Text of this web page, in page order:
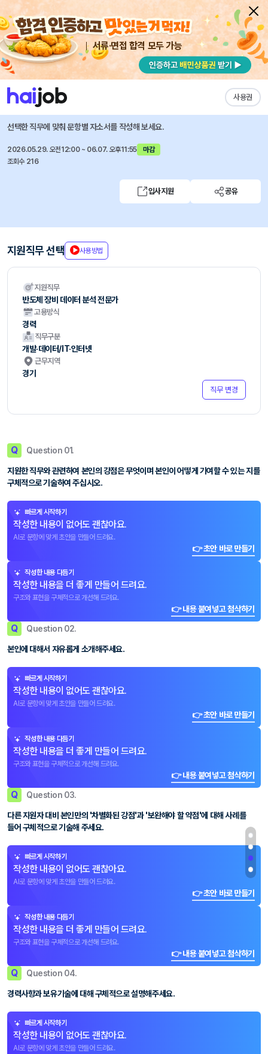
서류·면접 합격 모두 가능
사용권
채용공고 자소서 자유항목 자소서 내 작성목록
(주)케이씨텍 즐겨찾기
반도체 장비 데이터 분석 전문가 모집(경력/동탄)
선택한 직무에 맞춰 문항별 자소서를 작성해 보세요.
2026.05.29. 오전12:00 ~ 06.07. 오후11:55
마감
조회수 216
입사지원 공유
지원직무 선택 사용방법
지원직무
반도체 장비 데이터 분석 전문가
고용방식
경력
직무구분
개발·데이터/IT·인터넷
근무지역
경기
직무 변경
Q Question 01.
지원한 직무와 관련하여 본인의 강점은 무엇이며 본인이 어떻게 기여할 수 있는 지를
구체적으로 기술하여 주십시오.
빠르게 시작하기
작성한 내용이 없어도 괜찮아요.
AI로 문항에 맞게 초안을 만들어 드려요.
👉 초안 바로 만들기
작성한 내용 다듬기
작성한 내용을 더 좋게 만들어 드려요.
구조와 표현을 구체적으로 개선해 드려요.
👉 내용 붙여넣고 첨삭하기
Q Question 02.
본인에 대해서 자유롭게 소개해주세요.
빠르게 시작하기
작성한 내용이 없어도 괜찮아요.
AI로 문항에 맞게 초안을 만들어 드려요.
👉 초안 바로 만들기
작성한 내용 다듬기
작성한 내용을 더 좋게 만들어 드려요.
구조와 표현을 구체적으로 개선해 드려요.
👉 내용 붙여넣고 첨삭하기
Q Question 03.
다른 지원자 대비 본인만의 '차별화된 강점'과 '보완해야 할 약점'에 대해 사례를
들어 구체적으로 기술해 주세요.
빠르게 시작하기
작성한 내용이 없어도 괜찮아요.
AI로 문항에 맞게 초안을 만들어 드려요.
👉 초안 바로 만들기
작성한 내용 다듬기
작성한 내용을 더 좋게 만들어 드려요.
구조와 표현을 구체적으로 개선해 드려요.
👉 내용 붙여넣고 첨삭하기
Q Question 04.
경력사항과 보유기술에 대해 구체적으로 설명해주세요.
빠르게 시작하기
작성한 내용이 없어도 괜찮아요.
AI로 문항에 맞게 초안을 만들어 드려요.